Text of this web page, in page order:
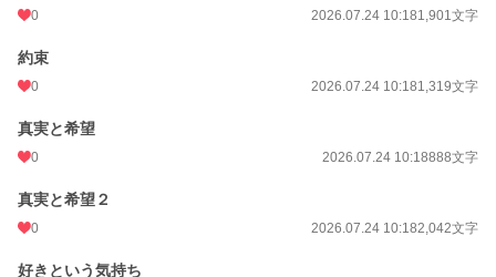
0 2026.07.24 10:181,901文字
約束
0 2026.07.24 10:181,319文字
真実と希望
0 2026.07.24 10:18888文字
真実と希望２
0 2026.07.24 10:182,042文字
好きという気持ち